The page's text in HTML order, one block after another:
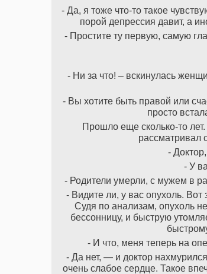
- Да, я тоже что-то такое
порой депрессия давит, а
- Простите ту первую, самую
- Ни за что! – вскинулась
- Вы хотите быть правой или
просто
Прошло еще сколько-то
рассматривал
-
- У
- Родители умерли, с мужем в
- Видите ли, у вас опухоль. Вот
Судя по анализам, опухоль
бессонницу, и быструю
- И что, меня теперь на
- Да нет, — и доктор
очень слабое сердце. Такое